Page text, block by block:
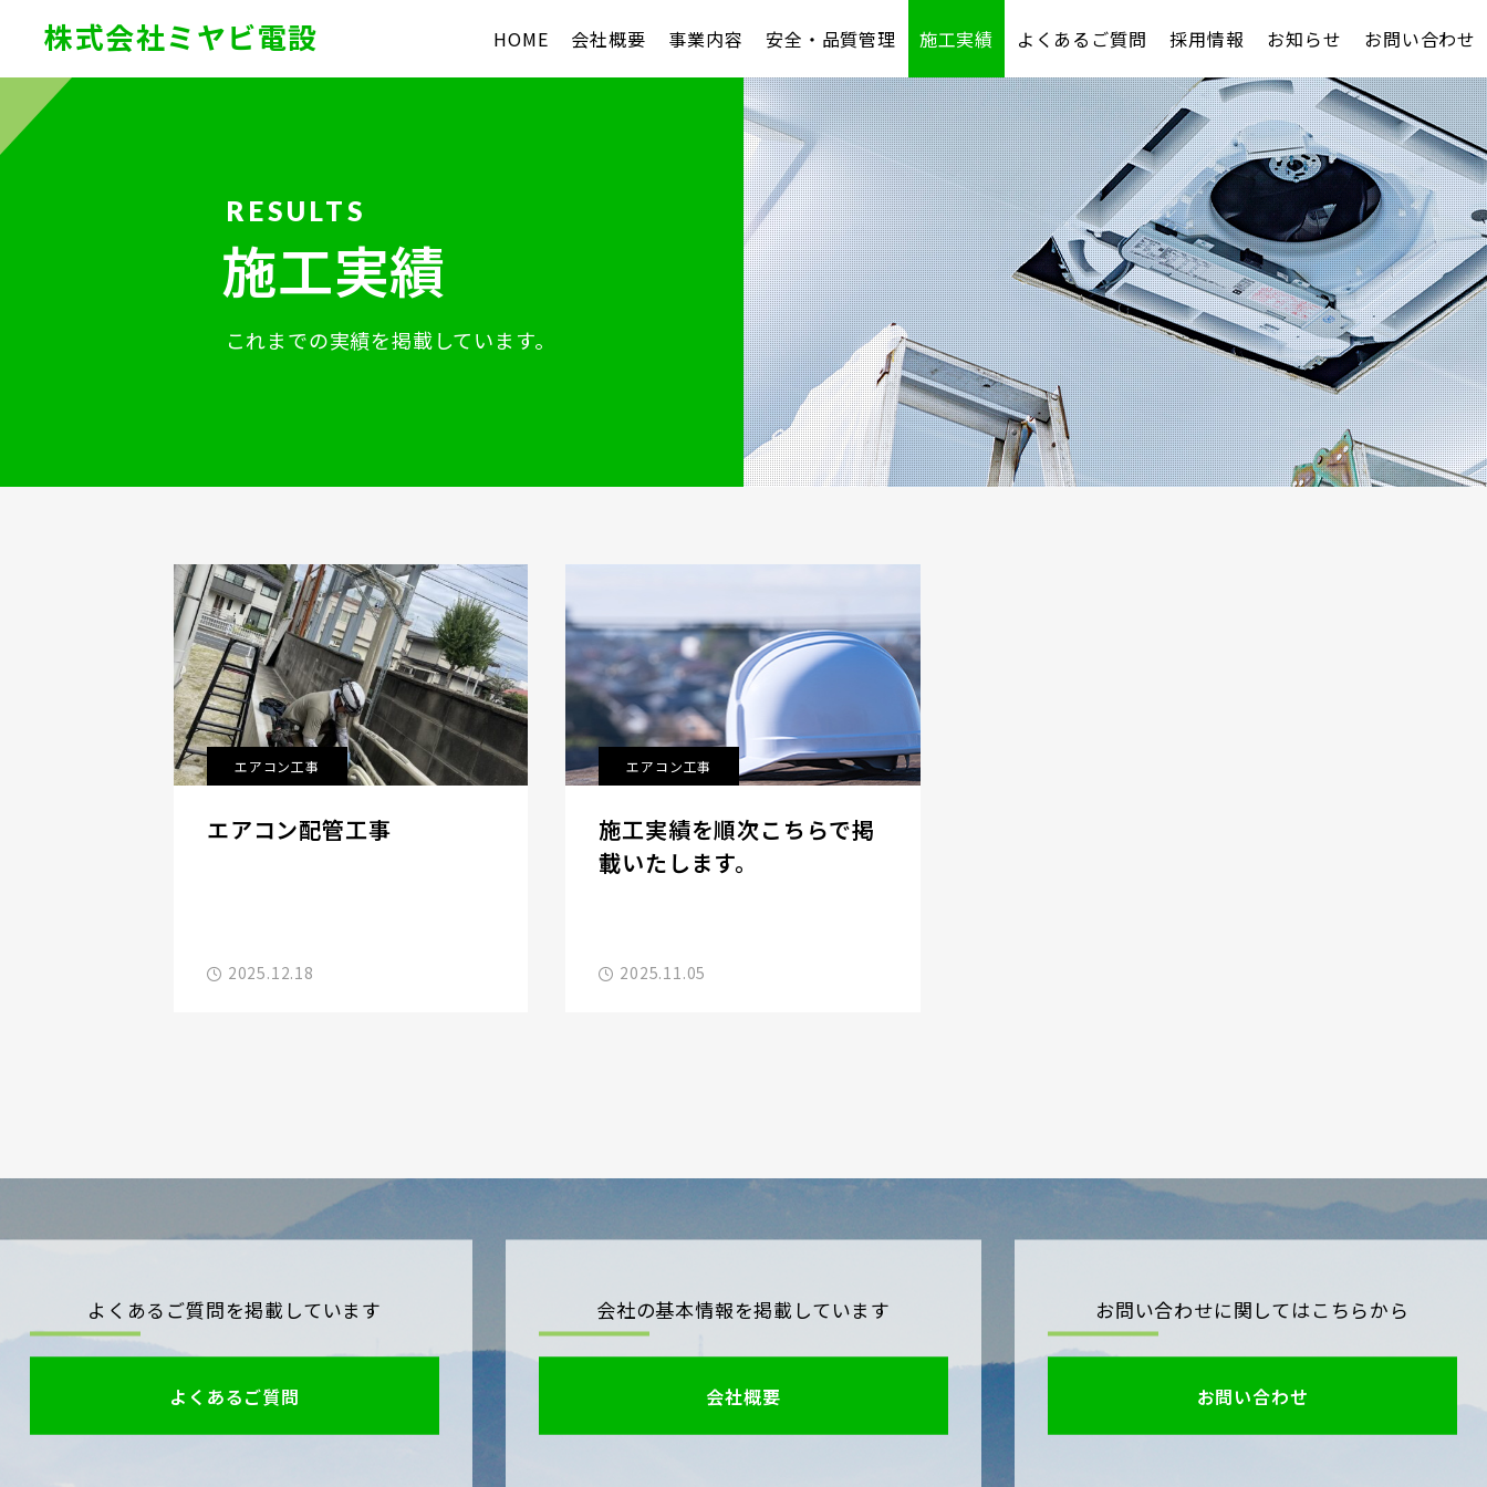
株式会社ミヤビ電設 HOME 会社概要 事業内容 安全・品質管理 施工実績 よくあるご質問 採用情報 お知らせ お問い合わせ
施工実績
エアコン工事
エアコン配管工事
2025.12.18
エアコン工事
施工実績を順次こちらで掲
載いたします。
2025.11.05
よくあるご質問を掲載しています
よくあるご質問
会社の基本情報を掲載しています
会社概要
お問い合わせに関してはこちらから
お問い合わせ